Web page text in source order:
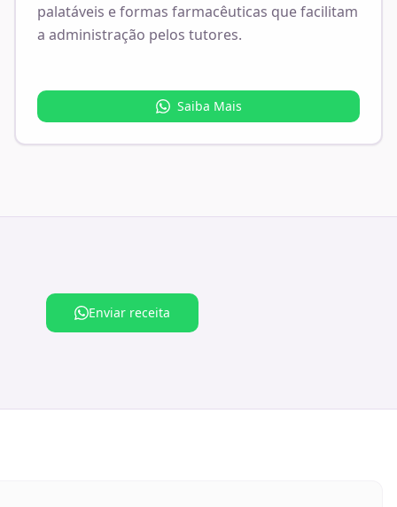
palatáveis e formas farmacêuticas que facilitam
a administração pelos tutores.
Saiba Mais
Enviar receita